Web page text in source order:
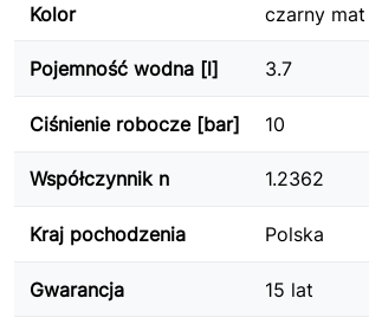
Kolor czarny mat
Pojemność wodna [l] 3.7
Ciśnienie robocze [bar] 10
Współczynnik n 1.2362
Kraj pochodzenia Polska
Gwarancja 15 lat